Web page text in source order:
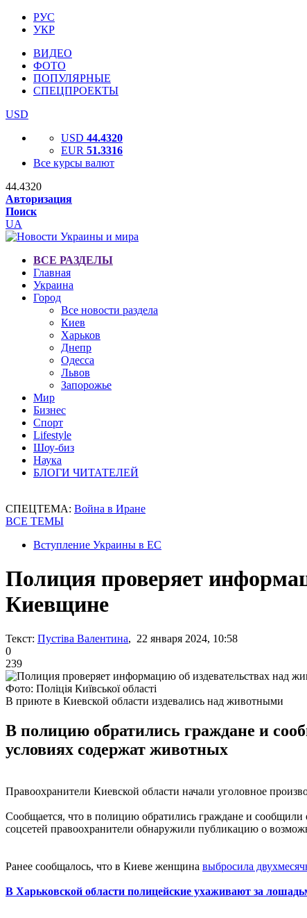
РУС
УКР
ВИДЕО
ФОТО
ПОПУЛЯРНЫЕ
СПЕЦПРОЕКТЫ
USD
USD 44.4320
EUR 51.3316
Все курсы валют
44.4320
Авторизация
Поиск
UA
ВСЕ РАЗДЕЛЫ
Главная
Украина
Город
Все новости раздела
Киев
Харьков
Днепр
Одесса
Львов
Запорожье
Мир
Бизнес
Спорт
Lifestyle
Шоу-биз
Наука
БЛОГИ ЧИТАТЕЛЕЙ
СПЕЦТЕМА: Война в Иране
ВСЕ ТЕМЫ
Вступление Украины в ЕС
Полиция проверяет
Киевщине
Текст: Пустіва Валентина, 22 января 2024, 10:58
0
239
Фото: Поліція Київської області
В приюте в Киевской области издевались над животными
В полицию обратились граждане и
условиях содержат животных
Правоохранители Киевской области начали уголовное
Сообщается, что в полицию обратились граждане и
соцсетей правоохранители обнаружили публикацию о
Ранее сообщалось, что в Киеве женщина выбросила
В Харьковской области полицейские ухаживают за